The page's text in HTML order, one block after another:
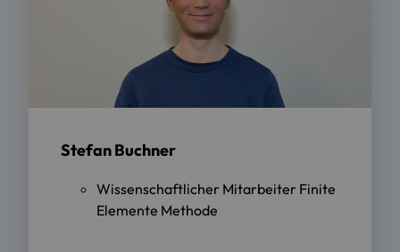
Stefan Buchner
Wissenschaftlicher Mitarbeiter Finite
Elemente Methode